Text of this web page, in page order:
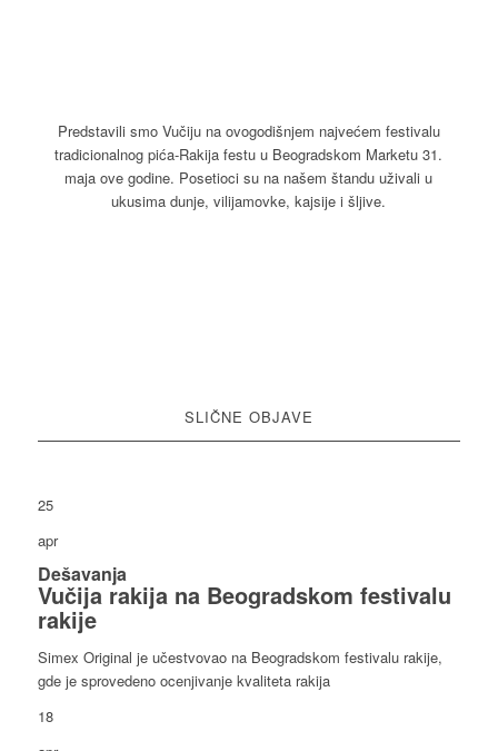
Predstavili smo Vučiju na ovogodišnjem najvećem festivalu
tradicionalnog pića-Rakija festu u Beogradskom Marketu 31.
maja ove godine. Posetioci su na našem štandu uživali u
ukusima dunje, vilijamovke, kajsije i šljive.
SLIČNE OBJAVE
25
apr
Dešavanja
Vučija rakija na Beogradskom festivalu
rakije
Simex Original je učestvovao na Beogradskom festivalu rakije,
gde je sprovedeno ocenjivanje kvaliteta rakija
18